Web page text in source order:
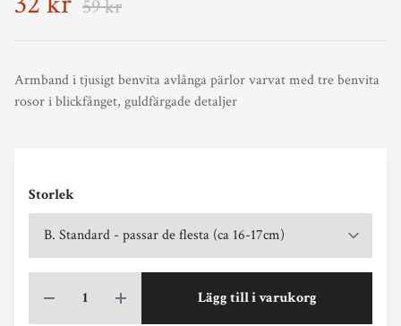
59 kr
Armband i tjusigt benvita avlånga pärlor varvat med tre benvita
rosor i blickfånget, guldfärgade detaljer
Storlek
Lägg till i varukorg